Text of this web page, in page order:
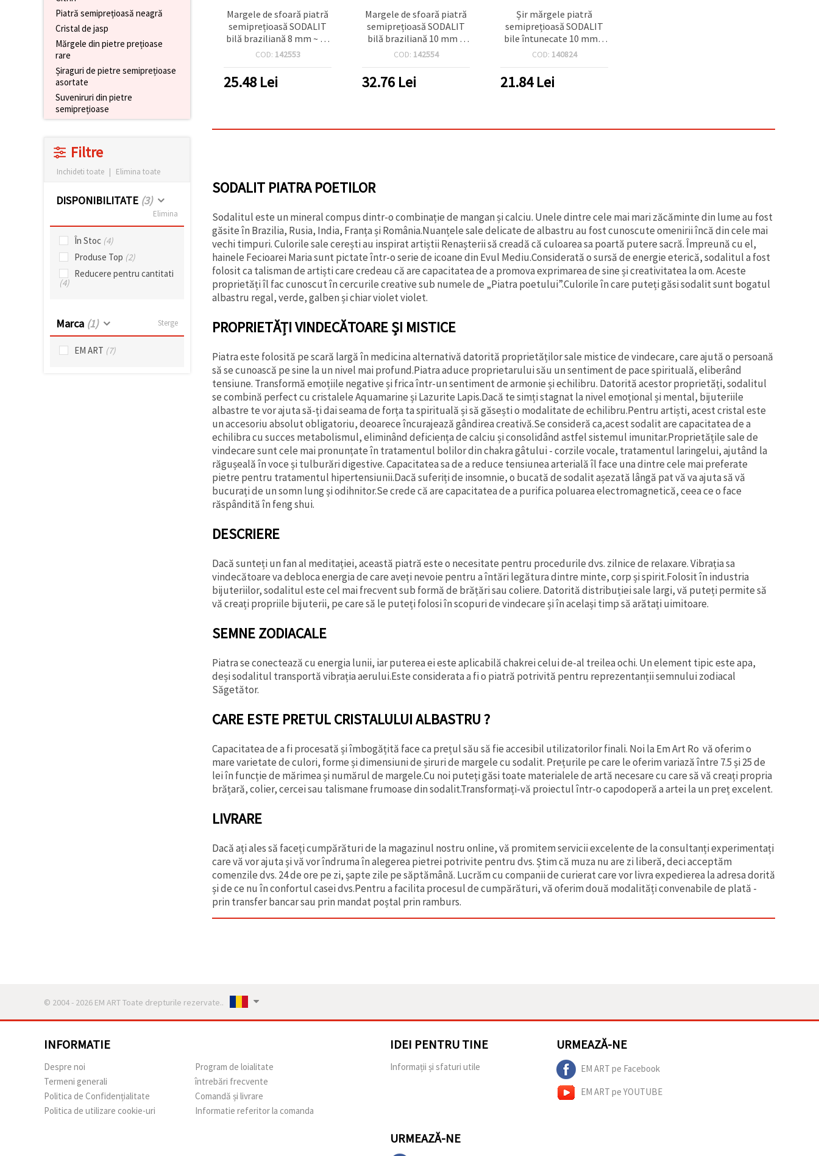
Piatră semiprețioasă neagră
Cristal de jasp
Mărgele din pietre prețioase
rare
Șiraguri de pietre semiprețioase
asortate
Suveniruri din pietre
semiprețioase
Filtre
Inchideti toate | Elimina toate
DISPONIBILITATE (3)
Elimina
În Stoc (4)
Produse Top (2)
Reducere pentru cantitati
(4)
Marca (1) Sterge
EM ART (7)
Margele de sfoară piatră
semiprețioasă SODALIT
bilă braziliană 8 mm ~ 47
bucăți
COD: 142553
25.48 Lei
Margele de sfoară piatră
semiprețioasă SODALIT
bilă braziliană 10 mm ~
39 bucăți
COD: 142554
32.76 Lei
Șir mărgele piatră
semiprețioasă SODALIT
bile întunecate 10 mm ~
19 bucăți
COD: 140824
21.84Lei
SODALIT PIATRA POETILOR
Sodalitul este un mineral compus dintr-o combinație de mangan și calciu. Unele dintre cele mai mari zăcăminte din lume au fost
găsite în Brazilia, Rusia, India, Franța și România.Nuanțele sale delicate de albastru au fost cunoscute omenirii încă din cele mai
vechi timpuri. Culorile sale cerești au inspirat artiștii Renașterii să creadă că culoarea sa poartă putere sacră. Împreună cu el,
hainele Fecioarei Maria sunt pictate într-o serie de icoane din Evul Mediu.Considerată o sursă de energie eterică, sodalitul a fost
folosit ca talisman de artiști care credeau că are capacitatea de a promova exprimarea de sine și creativitatea la om. Aceste
proprietăți îl fac cunoscut în cercurile creative sub numele de „Piatra poetului”.Culorile în care puteți găsi sodalit sunt bogatul
albastru regal, verde, galben și chiar violet violet.
PROPRIETĂȚI VINDECĂTOARE ȘI MISTICE
Piatra este folosită pe scară largă în medicina alternativă datorită proprietăților sale mistice de vindecare, care ajută o persoană
să se cunoască pe sine la un nivel mai profund.Piatra aduce proprietarului său un sentiment de pace spirituală, eliberând
tensiune. Transformă emoțiile negative și frica într-un sentiment de armonie și echilibru. Datorită acestor proprietăți, sodalitul
se combină perfect cu cristalele Aquamarine și Lazurite Lapis.Dacă te simți stagnat la nivel emoțional și mental, bijuteriile
albastre te vor ajuta să-ți dai seama de forța ta spirituală și să găsești o modalitate de echilibru.Pentru artiști, acest cristal este
un accesoriu absolut obligatoriu, deoarece încurajează gândirea creativă.Se consideră ca,acest sodalit are capacitatea de a
echilibra cu succes metabolismul, eliminând deficiența de calciu și consolidând astfel sistemul imunitar.Proprietățile sale de
vindecare sunt cele mai pronunțate în tratamentul bolilor din chakra gâtului - corzile vocale, tratamentul laringelui, ajutând la
răgușeală în voce și tulburări digestive. Capacitatea sa de a reduce tensiunea arterială îl face una dintre cele mai preferate
pietre pentru tratamentul hipertensiunii.Dacă suferiți de insomnie, o bucată de sodalit așezată lângă pat vă va ajuta să vă
bucurați de un somn lung și odihnitor.Se crede că are capacitatea de a purifica poluarea electromagnetică, ceea ce o face
răspândită în feng shui.
DESCRIERE
Dacă sunteți un fan al meditației, această piatră este o necesitate pentru procedurile dvs. zilnice de relaxare. Vibrația sa
vindecătoare va debloca energia de care aveți nevoie pentru a întări legătura dintre minte, corp și spirit.Folosit în industria
bijuteriilor, sodalitul este cel mai frecvent sub formă de brățări sau coliere. Datorită distribuției sale largi, vă puteți permite să
vă creați propriile bijuterii, pe care să le puteți folosi în scopuri de vindecare și în același timp să arătați uimitoare.
SEMNE ZODIACALE
Piatra se conectează cu energia lunii, iar puterea ei este aplicabilă chakrei celui de-al treilea ochi. Un element tipic este apa,
deși sodalitul transportă vibrația aerului.Este considerata a fi o piatră potrivită pentru reprezentanții semnului zodiacal
Săgetător.
CARE ESTE PRETUL CRISTALULUI ALBASTRU ?
Capacitatea de a fi procesată și îmbogățită face ca prețul său să fie accesibil utilizatorilor finali. Noi la Em Art Ro vă oferim o
mare varietate de culori, forme și dimensiuni de șiruri de margele cu sodalit. Prețurile pe care le oferim variază între 7.5 și 25 de
lei în funcție de mărimea și numărul de margele.Cu noi puteți găsi toate materialele de artă necesare cu care să vă creați propria
brățară, colier, cercei sau talismane frumoase din sodalit.Transformați-vă proiectul într-o capodoperă a artei la un preț excelent.
LIVRARE
Dacă ați ales să faceți cumpărături de la magazinul nostru online, vă promitem servicii excelente de la consultanți experimentați
care vă vor ajuta și vă vor îndruma în alegerea pietrei potrivite pentru dvs. Știm că muza nu are zi liberă, deci acceptăm
comenzile dvs. 24 de ore pe zi, șapte zile pe săptămână. Lucrăm cu companii de curierat care vor livra expedierea la adresa dorită
și de ce nu în confortul casei dvs.Pentru a facilita procesul de cumpărături, vă oferim două modalități convenabile de plată -
prin transfer bancar sau prin mandat poștal prin ramburs.
© 2004 - 2026 EM ART Toate drepturile rezervate..
INFORMATIE
Despre noi
Termeni generali
Politica de Confidențialitate
Politica de utilizare cookie-uri
Program de loialitate
întrebări frecvente
Comandă și livrare
Informatie referitor la comanda
IDEI PENTRU TINE
Informații și sfaturi utile
URMEAZĂ-NE
EM ART pe Facebook
EM ART pe YOUTUBE
URMEAZĂ-NE